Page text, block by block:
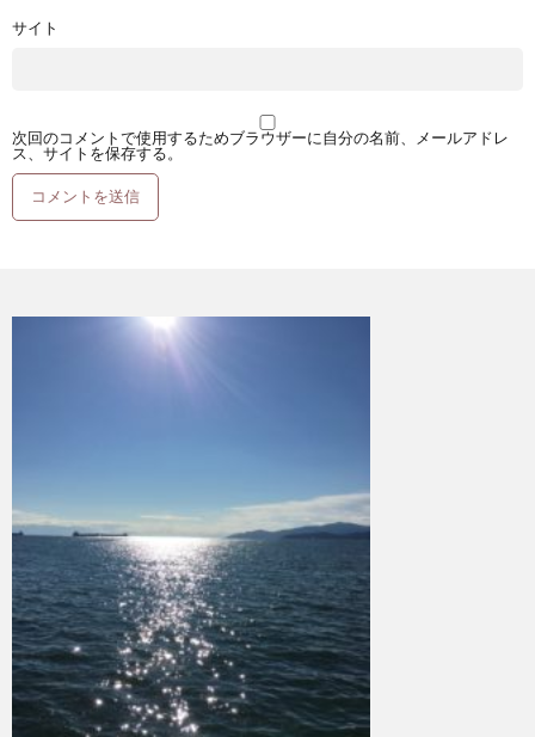
サイト
次回のコメントで使用するためブラウザーに自分の名前、メールアドレ
ス、サイトを保存する。